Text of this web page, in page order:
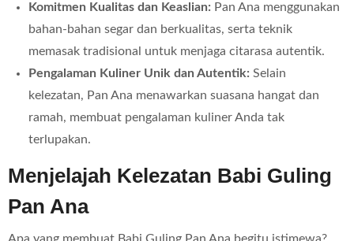
Komitmen Kualitas dan Keaslian: Pan Ana menggunakan
bahan-bahan segar dan berkualitas, serta teknik
memasak tradisional untuk menjaga citarasa autentik.
Pengalaman Kuliner Unik dan Autentik: Selain
kelezatan, Pan Ana menawarkan suasana hangat dan
ramah, membuat pengalaman kuliner Anda tak
terlupakan.
Menjelajah Kelezatan Babi Guling
Pan Ana